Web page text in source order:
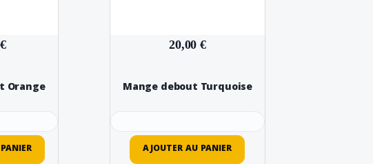
Orange
20,00 €
Mange debout Turquoise
AJOUTER AU PANIER